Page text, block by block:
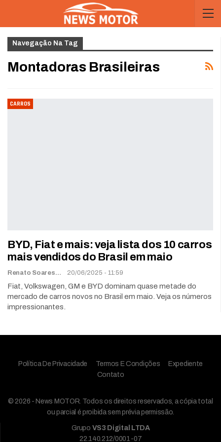
Navegação Na Tag
Montadoras Brasileiras
CARROS
BYD, Fiat e mais: veja lista dos 10 carros
mais vendidos do Brasil em maio
Renato Soares 20/06/2025 - 11:59
Fiat, Volkswagen, GM e BYD dominam quase metade do
mercado de carros novos no Brasil em maio. Veja os números
impressionantes.
Política De Privacidade Termos E Condições
Expediente
Contato
© 2026 - News MOTOR. Todos os direitos reservados, a cópia total
ou parcial é proibida sem prévia permissão.
Grupo VS3 Digital LTDA
22.140.212/0001-07